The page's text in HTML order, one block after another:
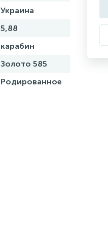
Украина
5,88
карабин
Золото 585
Родированное